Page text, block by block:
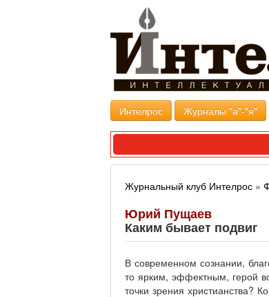
Интелрос Журналы "а"-"я"
Журнальный клуб Интелрос »
Юрий Пущаев
Каким бывает подвиг
В современном сознании,
то ярким, эффектным, герой
точки зрения христианства?